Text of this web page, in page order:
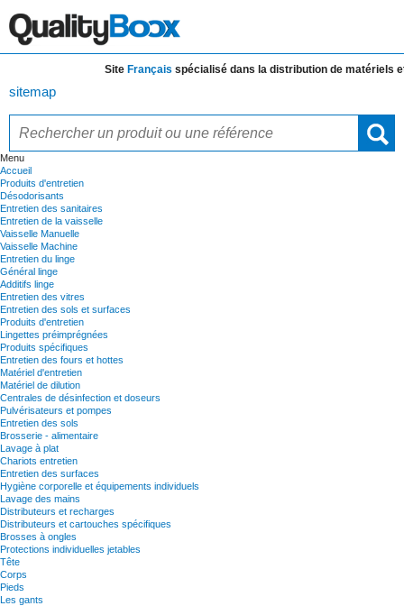
SiteFrançaisspécialisé dans la distribution de matériels et
sitemap
Menu
Accueil
Produits d'entretien
Désodorisants
Entretien des sanitaires
Entretien de la vaisselle
Vaisselle Manuelle
Vaisselle Machine
Entretien du linge
Général linge
Additifs linge
Entretien des vitres
Entretien des sols et surfaces
Produits d'entretien
Lingettes préimprégnées
Produits spécifiques
Entretien des fours et hottes
Matériel d'entretien
Matériel de dilution
Centrales de désinfection et doseurs
Pulvérisateurs et pompes
Entretien des sols
Brosserie - alimentaire
Lavage à plat
Chariots entretien
Entretien des surfaces
Hygiène corporelle et équipements individuels
Lavage des mains
Distributeurs et recharges
Distributeurs et cartouches spécifiques
Brosses à ongles
Protections individuelles jetables
Tête
Corps
Pieds
Les gants